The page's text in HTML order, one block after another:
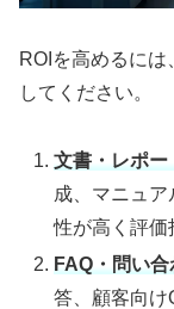
ROIを高めるには
してください。
文書・レポー
成、マニュ
性が高く評価
FAQ・問い
答、顧客向け